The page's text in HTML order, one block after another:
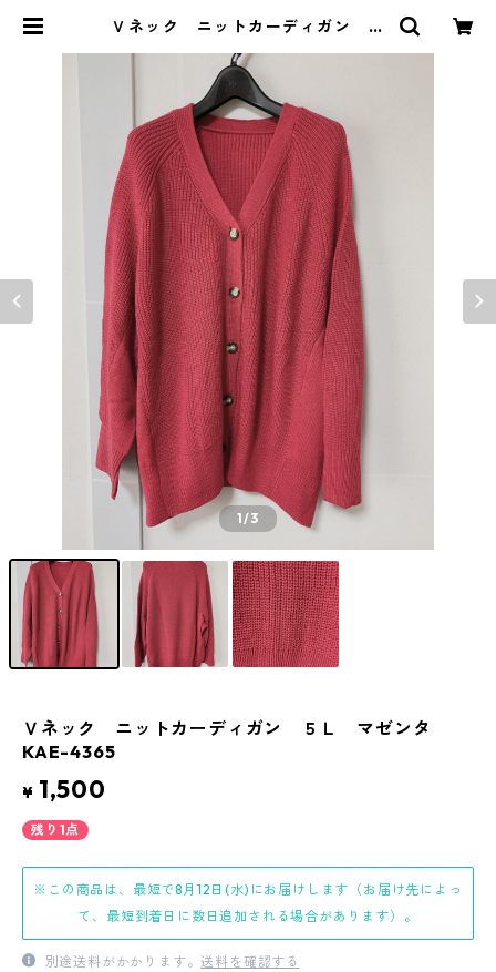
Ｖネック ニットカーディガン ５
CK PRODUCE
1/3
Ｖネック ニットカーディガン ５Ｌ マゼンタ
KAE-4365
¥ 1,500
残り1点
※この商品は、最短で8月12日(水)にお届けします（お届け先によっ
て、最短到着日に数日追加される場合があります）。
別途送料がかかります。送料を確認する